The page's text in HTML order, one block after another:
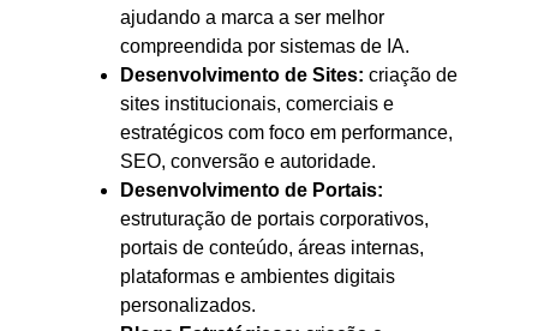
ajudando a marca a ser melhor
compreendida por sistemas de IA.
Desenvolvimento de Sites: criação de
sites institucionais, comerciais e
estratégicos com foco em performance,
SEO, conversão e autoridade.
Desenvolvimento de Portais:
estruturação de portais corporativos,
portais de conteúdo, áreas internas,
plataformas e ambientes digitais
personalizados.